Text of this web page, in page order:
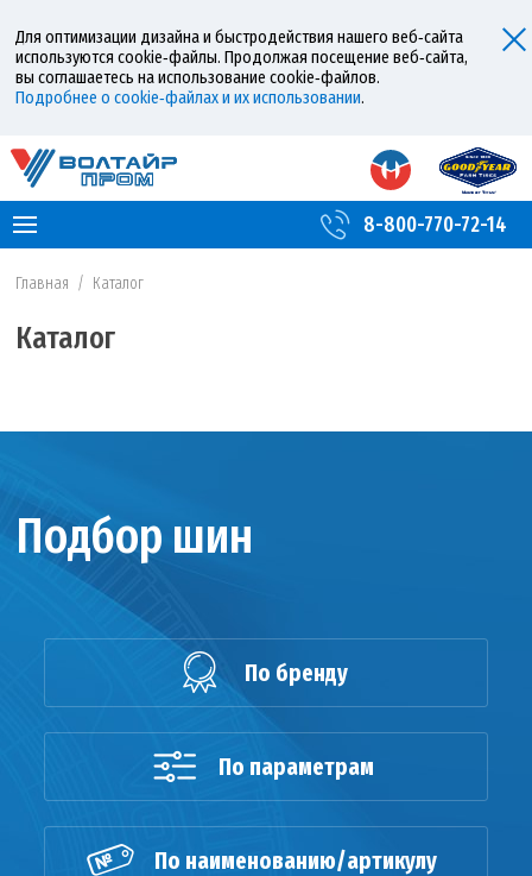
Для оптимизации дизайна и быстродействия нашего веб‑сайта
используются cookie‑файлы. Продолжая посещение веб‑сайта,
вы соглашаетесь на использование cookie‑файлов.
Подробнее о cookie‑файлах и их использовании.
8-800-770-72-14
Главная / Каталог
Каталог
Подбор шин
По бренду
По параметрам
По наименованию/артикулу